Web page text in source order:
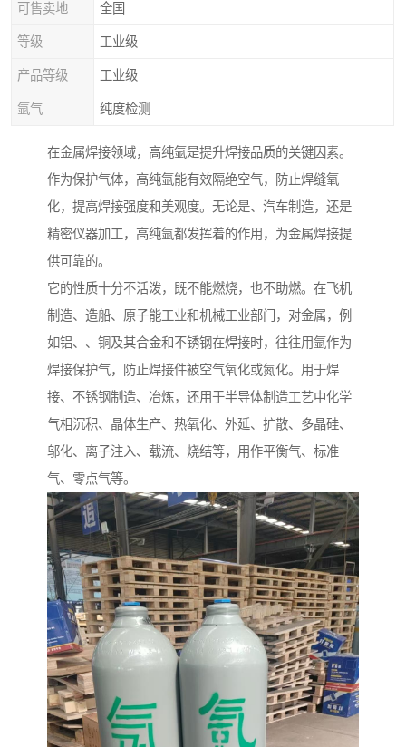
可售卖地 全国
等级 工业级
产品等级 工业级
氩气 纯度检测
在金属焊接领域，高纯氩是提升焊接品质的关键因素。
作为保护气体，高纯氩能有效隔绝空气，防止焊缝氧
化，提高焊接强度和美观度。无论是、汽车制造，还是
精密仪器加工，高纯氩都发挥着的作用，为金属焊接提
供可靠的。
它的性质十分不活泼，既不能燃烧，也不助燃。在飞机
制造、造船、原子能工业和机械工业部门，对金属，例
如铝、、铜及其合金和不锈钢在焊接时，往往用氩作为
焊接保护气，防止焊接件被空气氧化或氮化。用于焊
接、不锈钢制造、冶炼，还用于半导体制造工艺中化学
气相沉积、晶体生产、热氧化、外延、扩散、多晶硅、
邬化、离子注入、载流、烧结等，用作平衡气、标准
气、零点气等。